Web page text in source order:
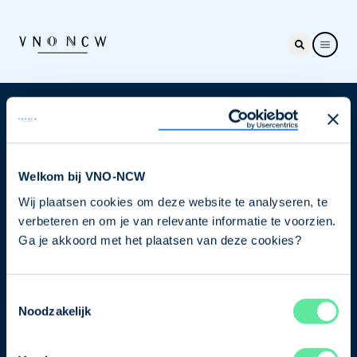
Welkom bij VNO-NCW
Wij plaatsen cookies om deze website te analyseren, te
verbeteren en om je van relevante informatie te voorzien.
Ga je akkoord met het plaatsen van deze cookies?
Noodzakelijk
Nieuwsbrief
je nu in voor de VNO-NCW nieuwsbrief.
Schrijf je in
Direct naar
Ons verhaal